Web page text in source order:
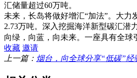
汇储量超过60万吨。
未来，长岛将做好增汇“加法”。大
2.73万吨。深入挖掘海洋新型碳汇潜
向绿，向蓝，向未来。一座具有全球
收藏 邀请
上一篇： 烟台，向全球分享“低碳”经